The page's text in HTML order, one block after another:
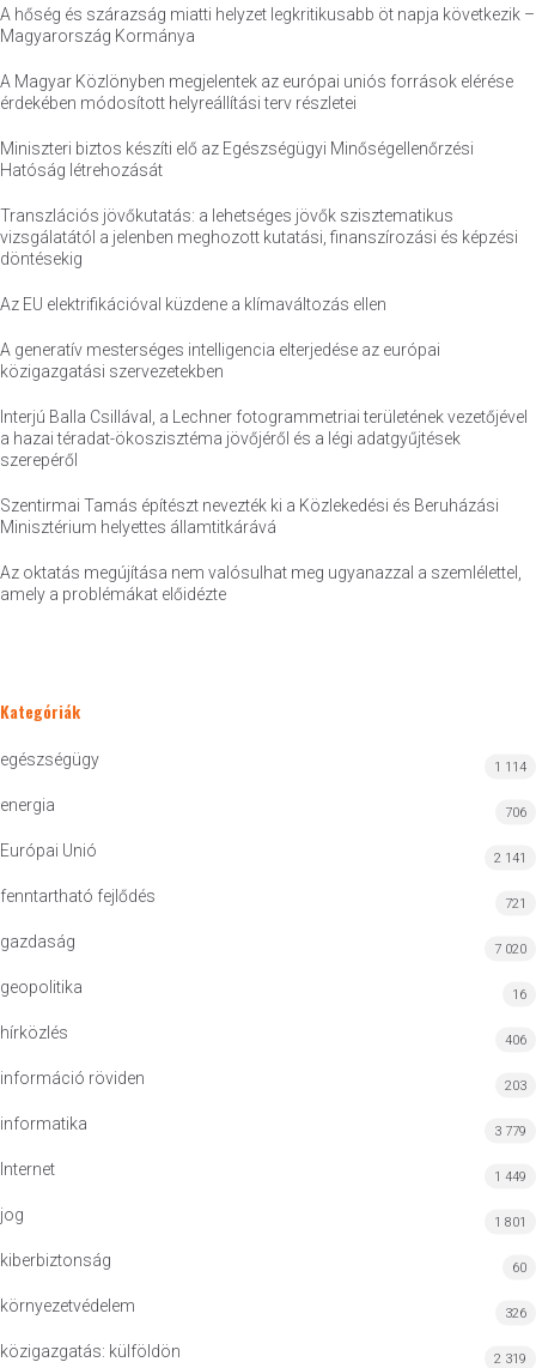
A hőség és szárazság miatti helyzet legkritikusabb öt napja következik –
Magyarország Kormánya
A Magyar Közlönyben megjelentek az európai uniós források elérése
érdekében módosított helyreállítási terv részletei
Miniszteri biztos készíti elő az Egészségügyi Minőségellenőrzési
Hatóság létrehozását
Transzlációs jövőkutatás: a lehetséges jövők szisztematikus
vizsgálatától a jelenben meghozott kutatási, finanszírozási és képzési
döntésekig
Az EU elektrifikációval küzdene a klímaváltozás ellen
A generatív mesterséges intelligencia elterjedése az európai
közigazgatási szervezetekben
Interjú Balla Csillával, a Lechner fotogrammetriai területének vezetőjével
a hazai téradat-ökoszisztéma jövőjéről és a légi adatgyűjtések
szerepéről
Szentirmai Tamás építészt nevezték ki a Közlekedési és Beruházási
Minisztérium helyettes államtitkárává
Az oktatás megújítása nem valósulhat meg ugyanazzal a szemlélettel,
amely a problémákat előidézte
Kategóriák
egészségügy 1 114
energia 706
Európai Unió 2 141
fenntartható fejlődés 721
gazdaság 7 020
geopolitika 16
hírközlés 406
információ röviden 203
informatika 3 779
Internet 1 449
jog 1 801
kiberbiztonság 60
környezetvédelem 326
közigazgatás: külföldön 2 319